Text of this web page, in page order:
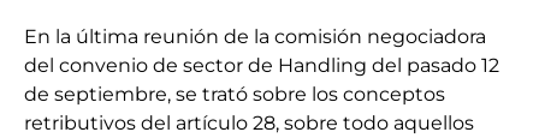
En la última reunión de la comisión negociadora
del convenio de sector de Handling del pasado 12
de septiembre, se trató sobre los conceptos
retributivos del artículo 28, sobre todo aquellos